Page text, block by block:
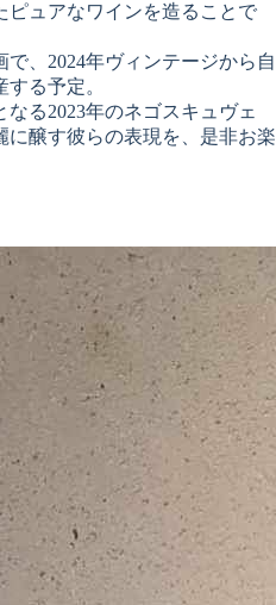
ピュアなワインを造ることで
、2024年ヴィンテージから自
る予定。
る2023年のネゴスキュヴェ
に醸す彼らの表現を、是非お楽